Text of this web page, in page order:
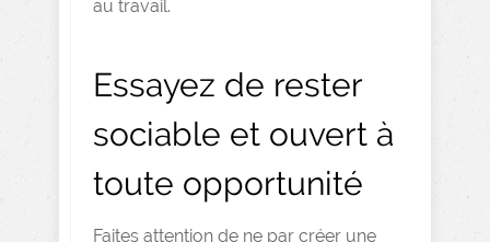
au travail.
Essayez de rester
sociable et ouvert à
toute opportunité
Faites attention de ne par créer une